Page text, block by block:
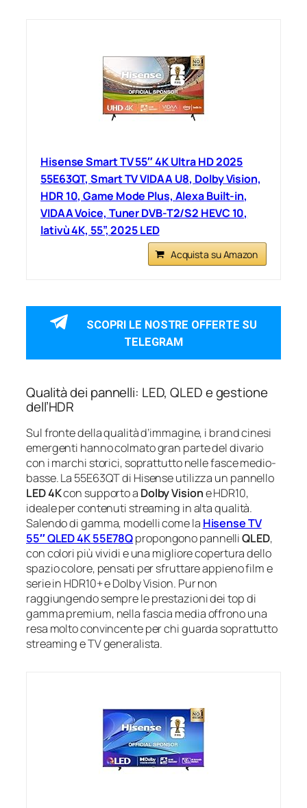
Hisense Smart TV 55″ 4K Ultra HD 2025
55E63QT, Smart TV VIDAA U8, Dolby Vision,
HDR 10, Game Mode Plus, Alexa Built-in,
VIDAA Voice, Tuner DVB-T2/S2 HEVC 10,
lativù 4K, 55”, 2025 LED
Acquista su Amazon
SCOPRI LE NOSTRE OFFERTE SU
TELEGRAM
Qualità dei pannelli: LED, QLED e gestione
dell’HDR
Sul fronte della qualità d’immagine, i brand cinesi
emergenti hanno colmato gran parte del divario
con i marchi storici, soprattutto nelle fasce medio-
basse. La 55E63QT di Hisense utilizza un pannello
LED 4Kcon supporto a Dolby Visione HDR10,
ideale per contenuti streaming in alta qualità.
Salendo di gamma, modelli come la Hisense TV
55″ QLED 4K 55E78Qpropongono pannelliQLED,
con colori più vividi e una migliore copertura dello
spazio colore, pensati per sfruttare appieno film e
serie in HDR10+ e Dolby Vision. Pur non
raggiungendo sempre le prestazioni dei top di
gamma premium, nella fascia media offrono una
resa molto convincente per chi guarda soprattutto
streaming e TV generalista.